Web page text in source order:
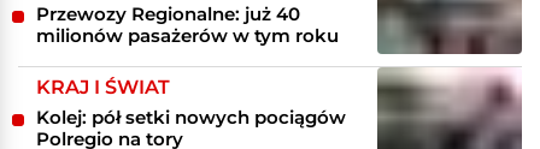
Przewozy Regionalne: już 40
milionów pasażerów w tym roku
KRAJ I ŚWIAT
Kolej: pół setki nowych pociągów
Polregio na tory